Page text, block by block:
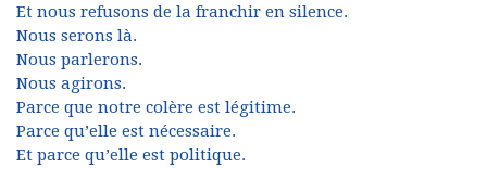
Et nous refusons de la franchir en silence.
Nous serons là.
Nous parlerons.
Nous agirons.
Parce que notre colère est légitime.
Parce qu’elle est nécessaire.
Et parce qu’elle est politique.